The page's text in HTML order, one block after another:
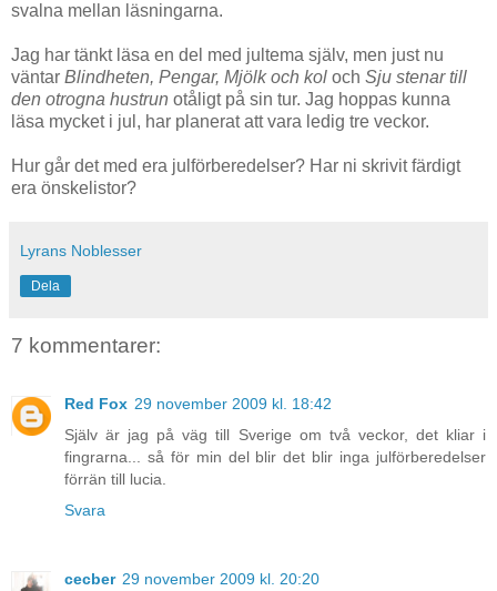
svalna mellan läsningarna.
Jag har tänkt läsa en del med jultema själv, men just nu
väntar Blindheten, Pengar, Mjölk och kol och Sju stenar till
den otrogna hustrun otåligt på sin tur. Jag hoppas kunna
läsa mycket i jul, har planerat att vara ledig tre veckor.
Hur går det med era julförberedelser? Har ni skrivit färdigt
era önskelistor?
Lyrans Noblesser
Dela
7 kommentarer:
Red Fox 29 november 2009 kl. 18:42
Själv är jag på väg till Sverige om två veckor, det kliar i
fingrarna... så för min del blir det blir inga julförberedelser
förrän till lucia.
Svara
cecber 29 november 2009 kl. 20:20